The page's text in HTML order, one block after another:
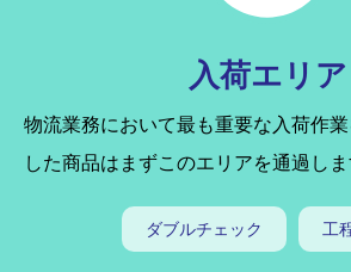
入荷エリア
物流業務において最も重要な入荷作業
した商品はまずこのエリアを通過しま
ダブルチェック 工